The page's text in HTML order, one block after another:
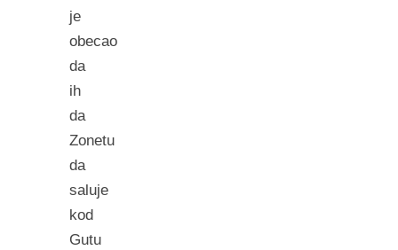
je
obecao
da
ih
da
Zonetu
da
saluje
kod
Gutu